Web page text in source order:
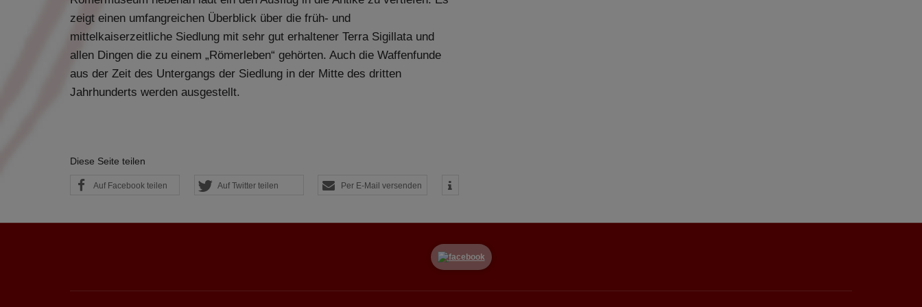
sein oder auch Anwendungen einer externen Website.
zeigt einen umfangreichen Überblick über die früh- und
mittelkaiserzeitliche Siedlung mit sehr gut erhaltener Terra Sigillata und
allen Dingen die zu einem „Römerleben“ gehörten. Auch die Waffenfunde
aus der Zeit des Untergangs der Siedlung in der Mitte des dritten
Jahrhunderts werden ausgestellt.
Diese Seite teilen
Auf Facebook teilen Auf Twitter teilen Per E-Mail versenden